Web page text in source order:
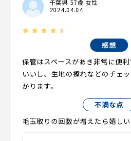
千葉県 57歳 女性
2024.04.04
感想
保管はスペースがあき非常に便
いいし、生地の擦れなどのチェ
かります。
不満な点
毛玉取りの回数が増えたら嬉しい